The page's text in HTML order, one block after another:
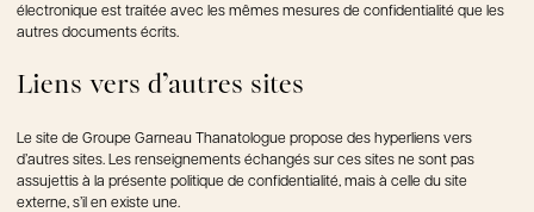
électronique est traitée avec les mêmes mesures de confidentialité que les
autres documents écrits.
Liens vers d’autres sites
Le site de Groupe Garneau Thanatologue propose des hyperliens vers
d’autres sites. Les renseignements échangés sur ces sites ne sont pas
assujettis à la présente politique de confidentialité, mais à celle du site
externe, s’il en existe une.